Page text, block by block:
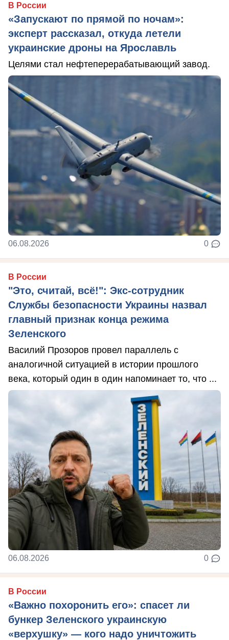
В России
«Запускают по прямой по ночам»:
эксперт рассказал, откуда летели
украинские дроны на Ярославль
Целями стал нефтеперерабатывающий завод.
06.08.2026 0
В России
"Это, считай, всё!": Экс-сотрудник
Службы безопасности Украины назвал
главный признак конца режима
Зеленского
Василий Прозоров провел параллель с
аналогичной ситуацией в истории прошлого
века, который один в один напоминает то, что ...
06.08.2026 0
В России
«Важно похоронить его»: спасет ли
бункер Зеленского украинскую
«верхушку» — кого надо уничтожить